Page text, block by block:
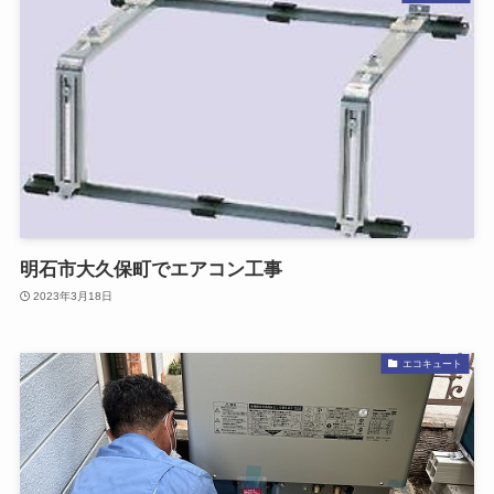
明石市大久保町でエアコン工事
2023年3月18日
エコキュート